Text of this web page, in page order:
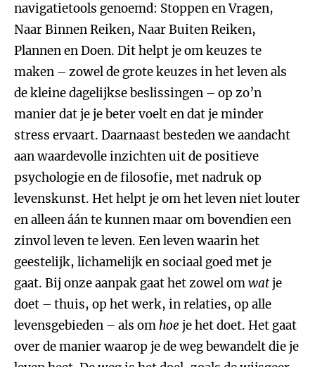
navigatietools genoemd: Stoppen en Vragen,
Naar Binnen Reiken, Naar Buiten Reiken,
Plannen en Doen. Dit helpt je om keuzes te
maken – zowel de grote keuzes in het leven als
de kleine dagelijkse beslissingen – op zo’n
manier dat je je beter voelt en dat je minder
stress ervaart. Daarnaast besteden we aandacht
aan waardevolle inzichten uit de positieve
psychologie en de filosofie, met nadruk op
levenskunst. Het helpt je om het leven niet louter
en alleen áán te kunnen maar om bovendien een
zinvol leven te leven. Een leven waarin het
geestelijk, lichamelijk en sociaal goed met je
gaat. Bij onze aanpak gaat het zowel omwatje
doet – thuis, op het werk, in relaties, op alle
levensgebieden – als omhoe je het doet. Het gaat
over de manier waarop je de weg bewandelt die je